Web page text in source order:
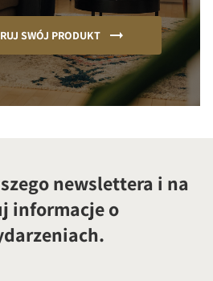
SWÓJ PRODUKT
newslettera i na
informacje o